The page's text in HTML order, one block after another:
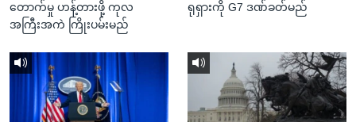
တောက်မှု ဟန့်တားဖို့ ကုလ
အကြီးအကဲ ကြိုးပမ်းမည်
ရုရှားကို G7 ဒဏ်ခတ်မည်